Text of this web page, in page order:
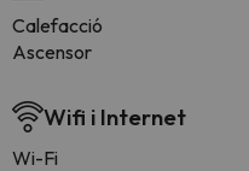
Calefacció
Ascensor
Wifi i Internet
Wi-Fi